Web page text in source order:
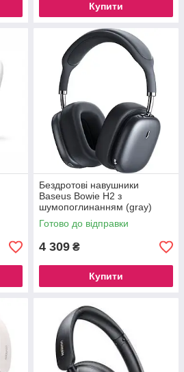
Купити
Бездротові навушники
Baseus Bowie H2 з
шумопоглинанням (gray)
NGTW260013
Готово до відправки
4 309 ₴
Купити